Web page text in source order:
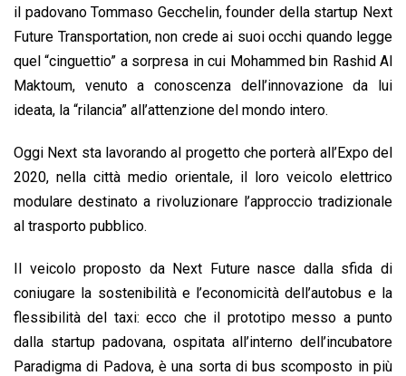
il padovano Tommaso Gecchelin, founder della startup Next
Future Transportation, non crede ai suoi occhi quando legge
quel “cinguettio” a sorpresa in cui Mohammed bin Rashid Al
Maktoum, venuto a conoscenza dell’innovazione da lui
ideata, la “rilancia” all’attenzione del mondo intero.
Oggi Next sta lavorando al progetto che porterà all’Expo del
2020, nella città medio orientale, il loro veicolo elettrico
modulare destinato a rivoluzionare l’approccio tradizionale
al trasporto pubblico.
Il veicolo proposto da Next Future nasce dalla sfida di
coniugare la sostenibilità e l’economicità dell’autobus e la
flessibilità del taxi: ecco che il prototipo messo a punto
dalla startup padovana, ospitata all’interno dell’incubatore
Paradigma di Padova, è una sorta di bus scomposto in più